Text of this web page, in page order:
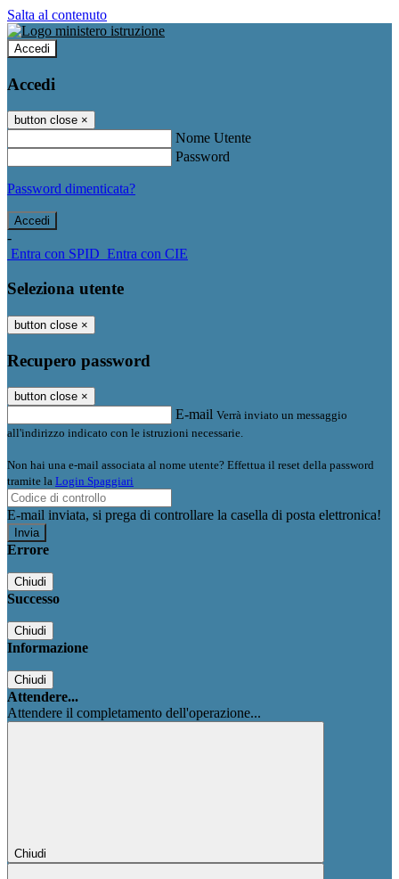
Salta al contenuto
Accedi
Accedi
button close ×
Nome Utente
Password
Password dimenticata?
-
Entra con SPID Entra con CIE
Seleziona utente
button close ×
Recupero password
button close ×
E-mail Verrà inviato un messaggio
all'indirizzo indicato con le istruzioni necessarie.
Non hai una e-mail associata al nome utente? Effettua il reset della password
tramite la Login Spaggiari
E-mail inviata, si prega di controllare la casella di posta elettronica!
Errore
Chiudi
Successo
Chiudi
Informazione
Chiudi
Attendere...
Attendere il completamento dell'operazione...
Chiudi